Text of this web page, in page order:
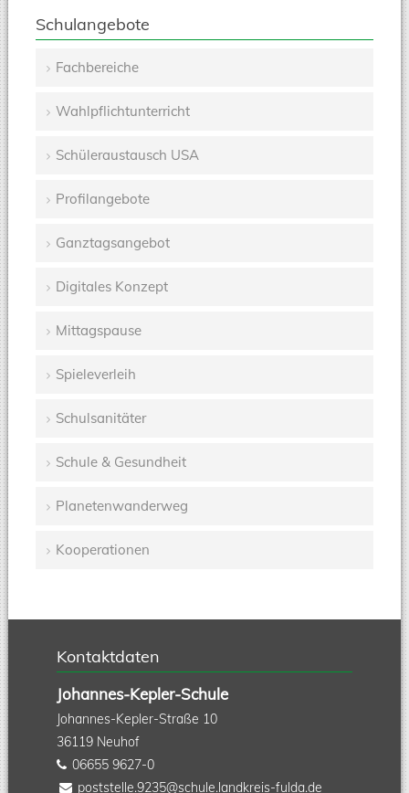
Schulangebote
überspringen
Fachbereiche
Wahlpflichtunterricht
Schüleraustausch USA
Profilangebote
Ganztagsangebot
Digitales Konzept
Mittagspause
Spieleverleih
Schulsanitäter
Schule & Gesundheit
Planetenwanderweg
Kooperationen
Kontaktdaten
Johannes-Kepler-Schule
Johannes-Kepler-Straße 10
36119 Neuhof
06655 9627-0
poststelle.9235@schule.landkreis-fulda.de